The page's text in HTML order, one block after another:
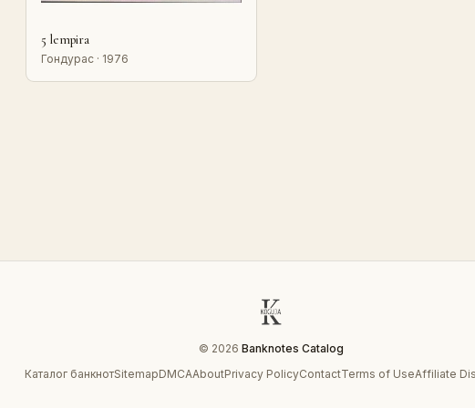
5 lempira
Гондурас · 1976
© 2026 Banknotes Catalog
Каталог банкнотSitemapDMCAAboutPrivacy PolicyContactTerms of UseAffiliate